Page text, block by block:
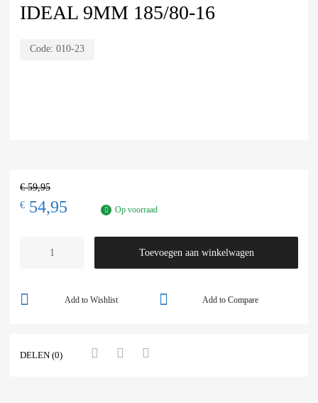
IDEAL 9MM 185/80-16
Code: 010-23
€59,95
€ 54,95 Op voorraad
Toevoegen aan winkelwagen
Add to Compare
Add to Wishlist
DELEN (0)